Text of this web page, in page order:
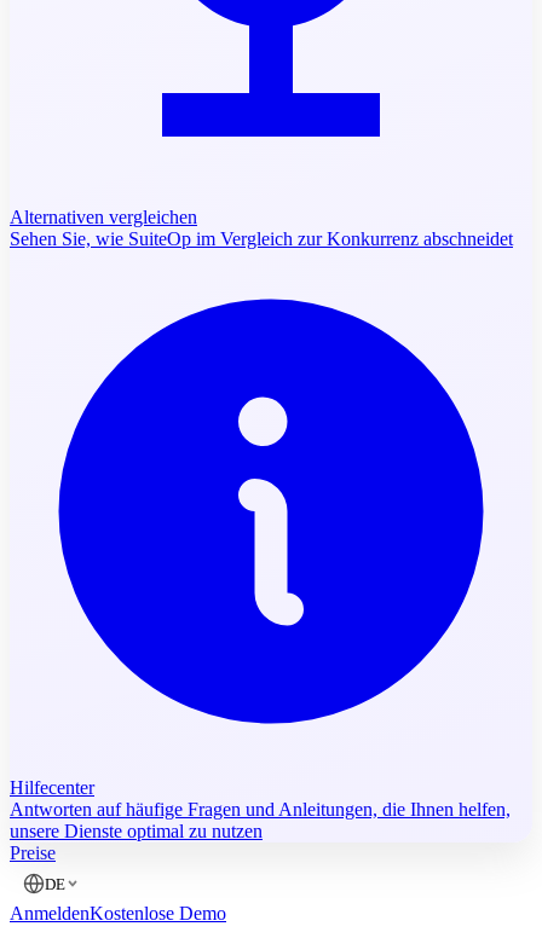
Alternativen vergleichen
Sehen Sie, wie SuiteOp im Vergleich zur Konkurrenz abschneidet
Hilfecenter
Antworten auf häufige Fragen und Anleitungen, die Ihnen helfen,
unsere Dienste optimal zu nutzen
Preise
DE
AnmeldenKostenlose Demo